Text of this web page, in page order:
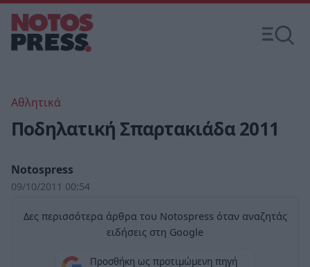
Αθλητικά
Ποδηλατική Σπαρτακιάδα 2011
Notospress
09/10/2011 00:54
Δες περισσότερα άρθρα του Notospress όταν αναζητάς
ειδήσεις στη Google
Προσθήκη ως προτιμώμενη πηγή